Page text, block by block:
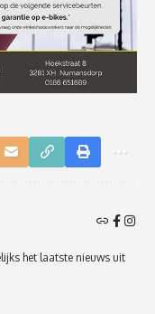
het laatste nieuws uit